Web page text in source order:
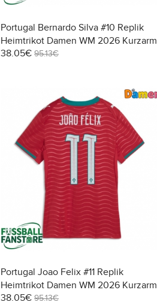
Portugal Bernardo Silva #10 Replik
Heimtrikot Damen WM 2026 Kurzarm
38.05€ 95.13€
Portugal Joao Felix #11 Replik
Heimtrikot Damen WM 2026 Kurzarm
38.05€ 95.13€